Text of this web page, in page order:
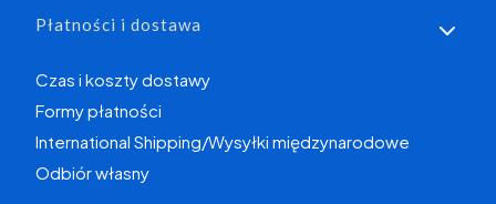
Płatności i dostawa
Czas i koszty dostawy
Formy płatności
International Shipping/Wysyłki międzynarodowe
Odbiór własny